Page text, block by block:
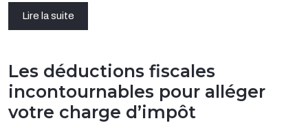
Lire la suite
Les déductions fiscales
incontournables pour alléger
votre charge d’impôt